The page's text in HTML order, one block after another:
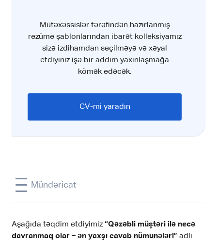
Mütəxəssislər tərəfindən hazırlanmış
rezüme şablonlarından ibarət kolleksiyamız
sizə izdihamdan seçilməyə və xəyal
etdiyiniz işə bir addım yaxınlaşmağa
kömək edəcək.
CV-mi yaradın
Mündəricat
Aşağıda təqdim etdiyimiz“Qəzəbli müştəri ilə necə
davranmaq olar – ən yaxşı cavab nümunələri” adlı